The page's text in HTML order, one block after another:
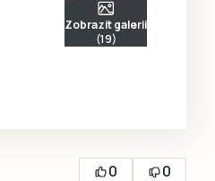
Zobrazit galerii
(19)
0
0